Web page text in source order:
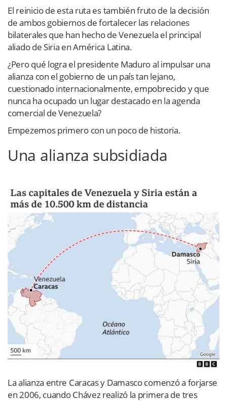
El reinicio de esta ruta es también fruto de la decisión
de ambos gobiernos de fortalecer las relaciones
bilaterales que han hecho de Venezuela el principal
aliado de Siria en América Latina.
¿Pero qué logra el presidente Maduro al impulsar una
alianza con el gobierno de un país tan lejano,
cuestionado internacionalmente, empobrecido y que
nunca ha ocupado un lugar destacado en la agenda
comercial de Venezuela?
Empezemos primero con un poco de historia.
Una alianza subsidiada
La alianza entre Caracas y Damasco comenzó a forjarse
en 2006, cuando Chávez realizó la primera de tres